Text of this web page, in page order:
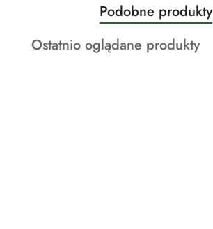
Pomiń karuzelę produktów
Produkty
o
statusie:
Podobne produkty
Produkty
Ostatnio oglądane produkty